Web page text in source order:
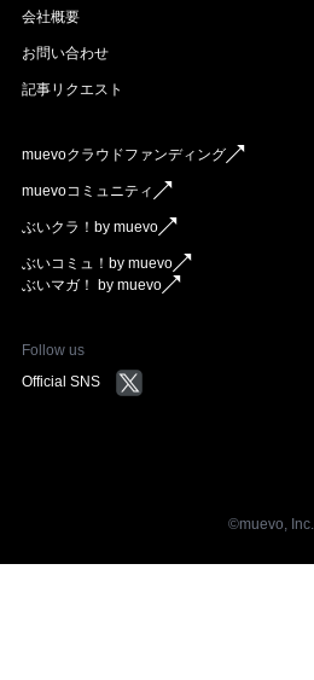
会社概要
お問い合わせ
記事リクエスト
muevoクラウドファンディング
muevoコミュニティ
ぶいクラ！by muevo
ぶいコミュ！by muevo
ぶいマガ！ by muevo
Follow us
Official SNS
©︎muevo, Inc.